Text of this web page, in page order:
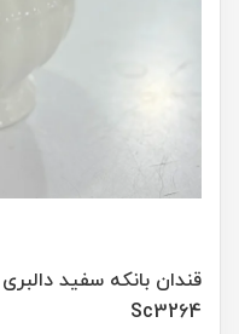
Sc3264